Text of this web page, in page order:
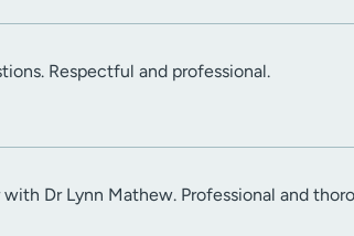
Respectful and professional.
Dr Lynn Mathew. Professional and